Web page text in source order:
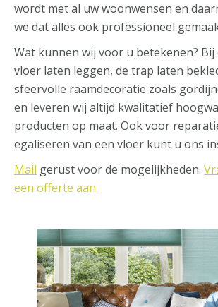
wordt met al uw woonwensen en
we dat alles ook professioneel
Wat kunnen wij voor u betekenen?
vloer laten leggen, de trap laten
sfeervolle raamdecoratie zoals
en leveren wij altijd kwalitatief
producten op maat. Ook voor
egaliseren van een vloer kunt u ons
Mail gerust voor de mogelijkheden.
een offerte aan